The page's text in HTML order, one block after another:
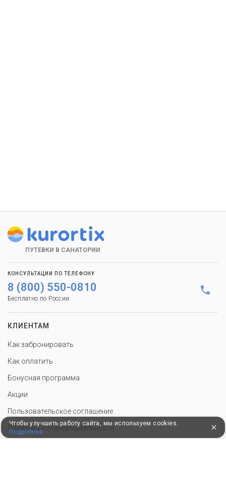
ПУТЕВКИ В САНАТОРИИ
КОНСУЛЬТАЦИИ ПО ТЕЛЕФОНУ
8 (800) 550-0810
Бесплатно по России
КЛИЕНТАМ
Как забронировать
Как оплатить
Бонусная программа
Акции
Пользовательское соглашение
Политика конфиденциальности
Чтобы улучшить работу сайта, мы используем cookies.
Подробнее